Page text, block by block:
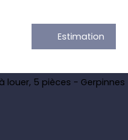
Estimation